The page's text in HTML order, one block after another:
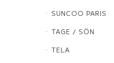
SUNCOO PARIS
TAGE / SÖN
TELA